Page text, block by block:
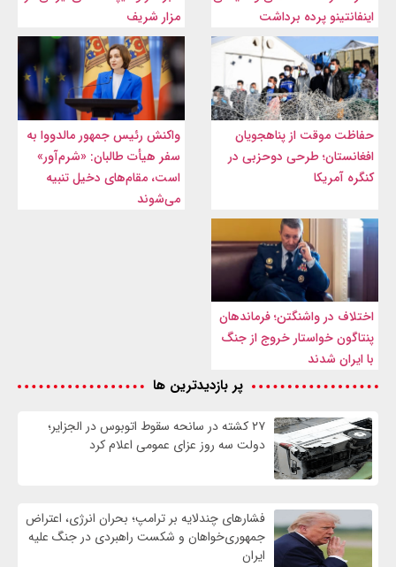
اینفانتینو پرده برداشت
مزار شریف
حفاظت موقت از پناهجویان
افغانستان؛ طرحی دوحزبی در
کنگره آمریکا
واکنش رئیس جمهور مالدووا به
سفر هیأت طالبان: «شرم‌آور»
است، مقام‌های دخیل تنبیه
می‌شوند
اختلاف در واشنگتن؛ فرماندهان
پنتاگون خواستار خروج از جنگ
با ایران شدند
پر بازدیدترین ها
۲۷ کشته در سانحه سقوط اتوبوس در الجزایر؛
دولت سه روز عزای عمومی اعلام کرد
فشارهای چندلایه بر ترامپ؛ بحران انرژی، اعتراض
جمهوری‌خواهان و شکست راهبردی در جنگ علیه
ایران